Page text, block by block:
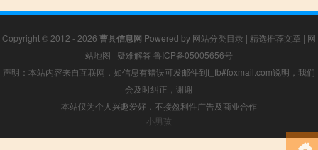
Copyright © 2012 - 2026 曹县信息网 Powered by 网站分类目录 | 精选推荐文章 | 网
站地图 | 疑难解答 鲁ICP备05005656号
声明：本站内容来自互联网，如信息有错误可发邮件到f_fb#foxmail.com说明，我们
会及时纠正，谢谢
本站仅为个人兴趣爱好，不接盈利性广告及商业合作
小男孩